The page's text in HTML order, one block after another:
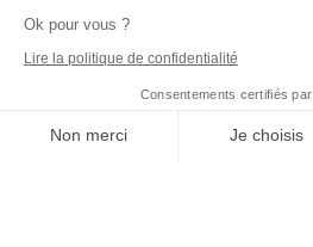
Ok pour vous ?
Lire la politique de confidentialité
Consentements certifiés par
Non merci Je choisis